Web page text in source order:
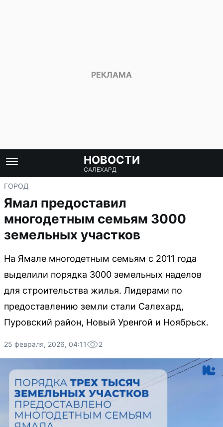
НОВОСТИ
САЛЕХАРД
ГОРОД
Ямал предоставил
многодетным семьям 3000
земельных участков
На Ямале многодетным семьям с 2011 года
выделили порядка 3000 земельных наделов
для строительства жилья. Лидерами по
предоставлению земли стали Салехард,
Пуровский район, Новый Уренгой и Ноябрьск.
25 февраля, 2026, 04:11 2